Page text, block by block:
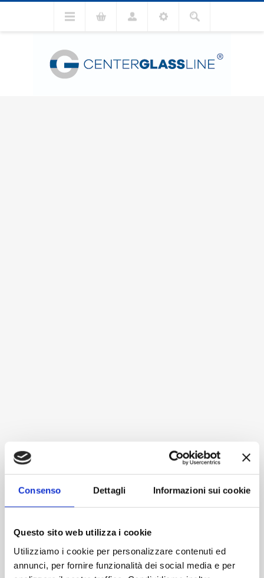
Consenso Dettagli Informazioni sui cookie
Questo sito web utilizza i cookie
Utilizziamo i cookie per personalizzare contenuti ed
annunci, per fornire funzionalità dei social media e per